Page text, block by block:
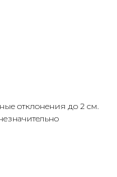
отклонения до 2 см.